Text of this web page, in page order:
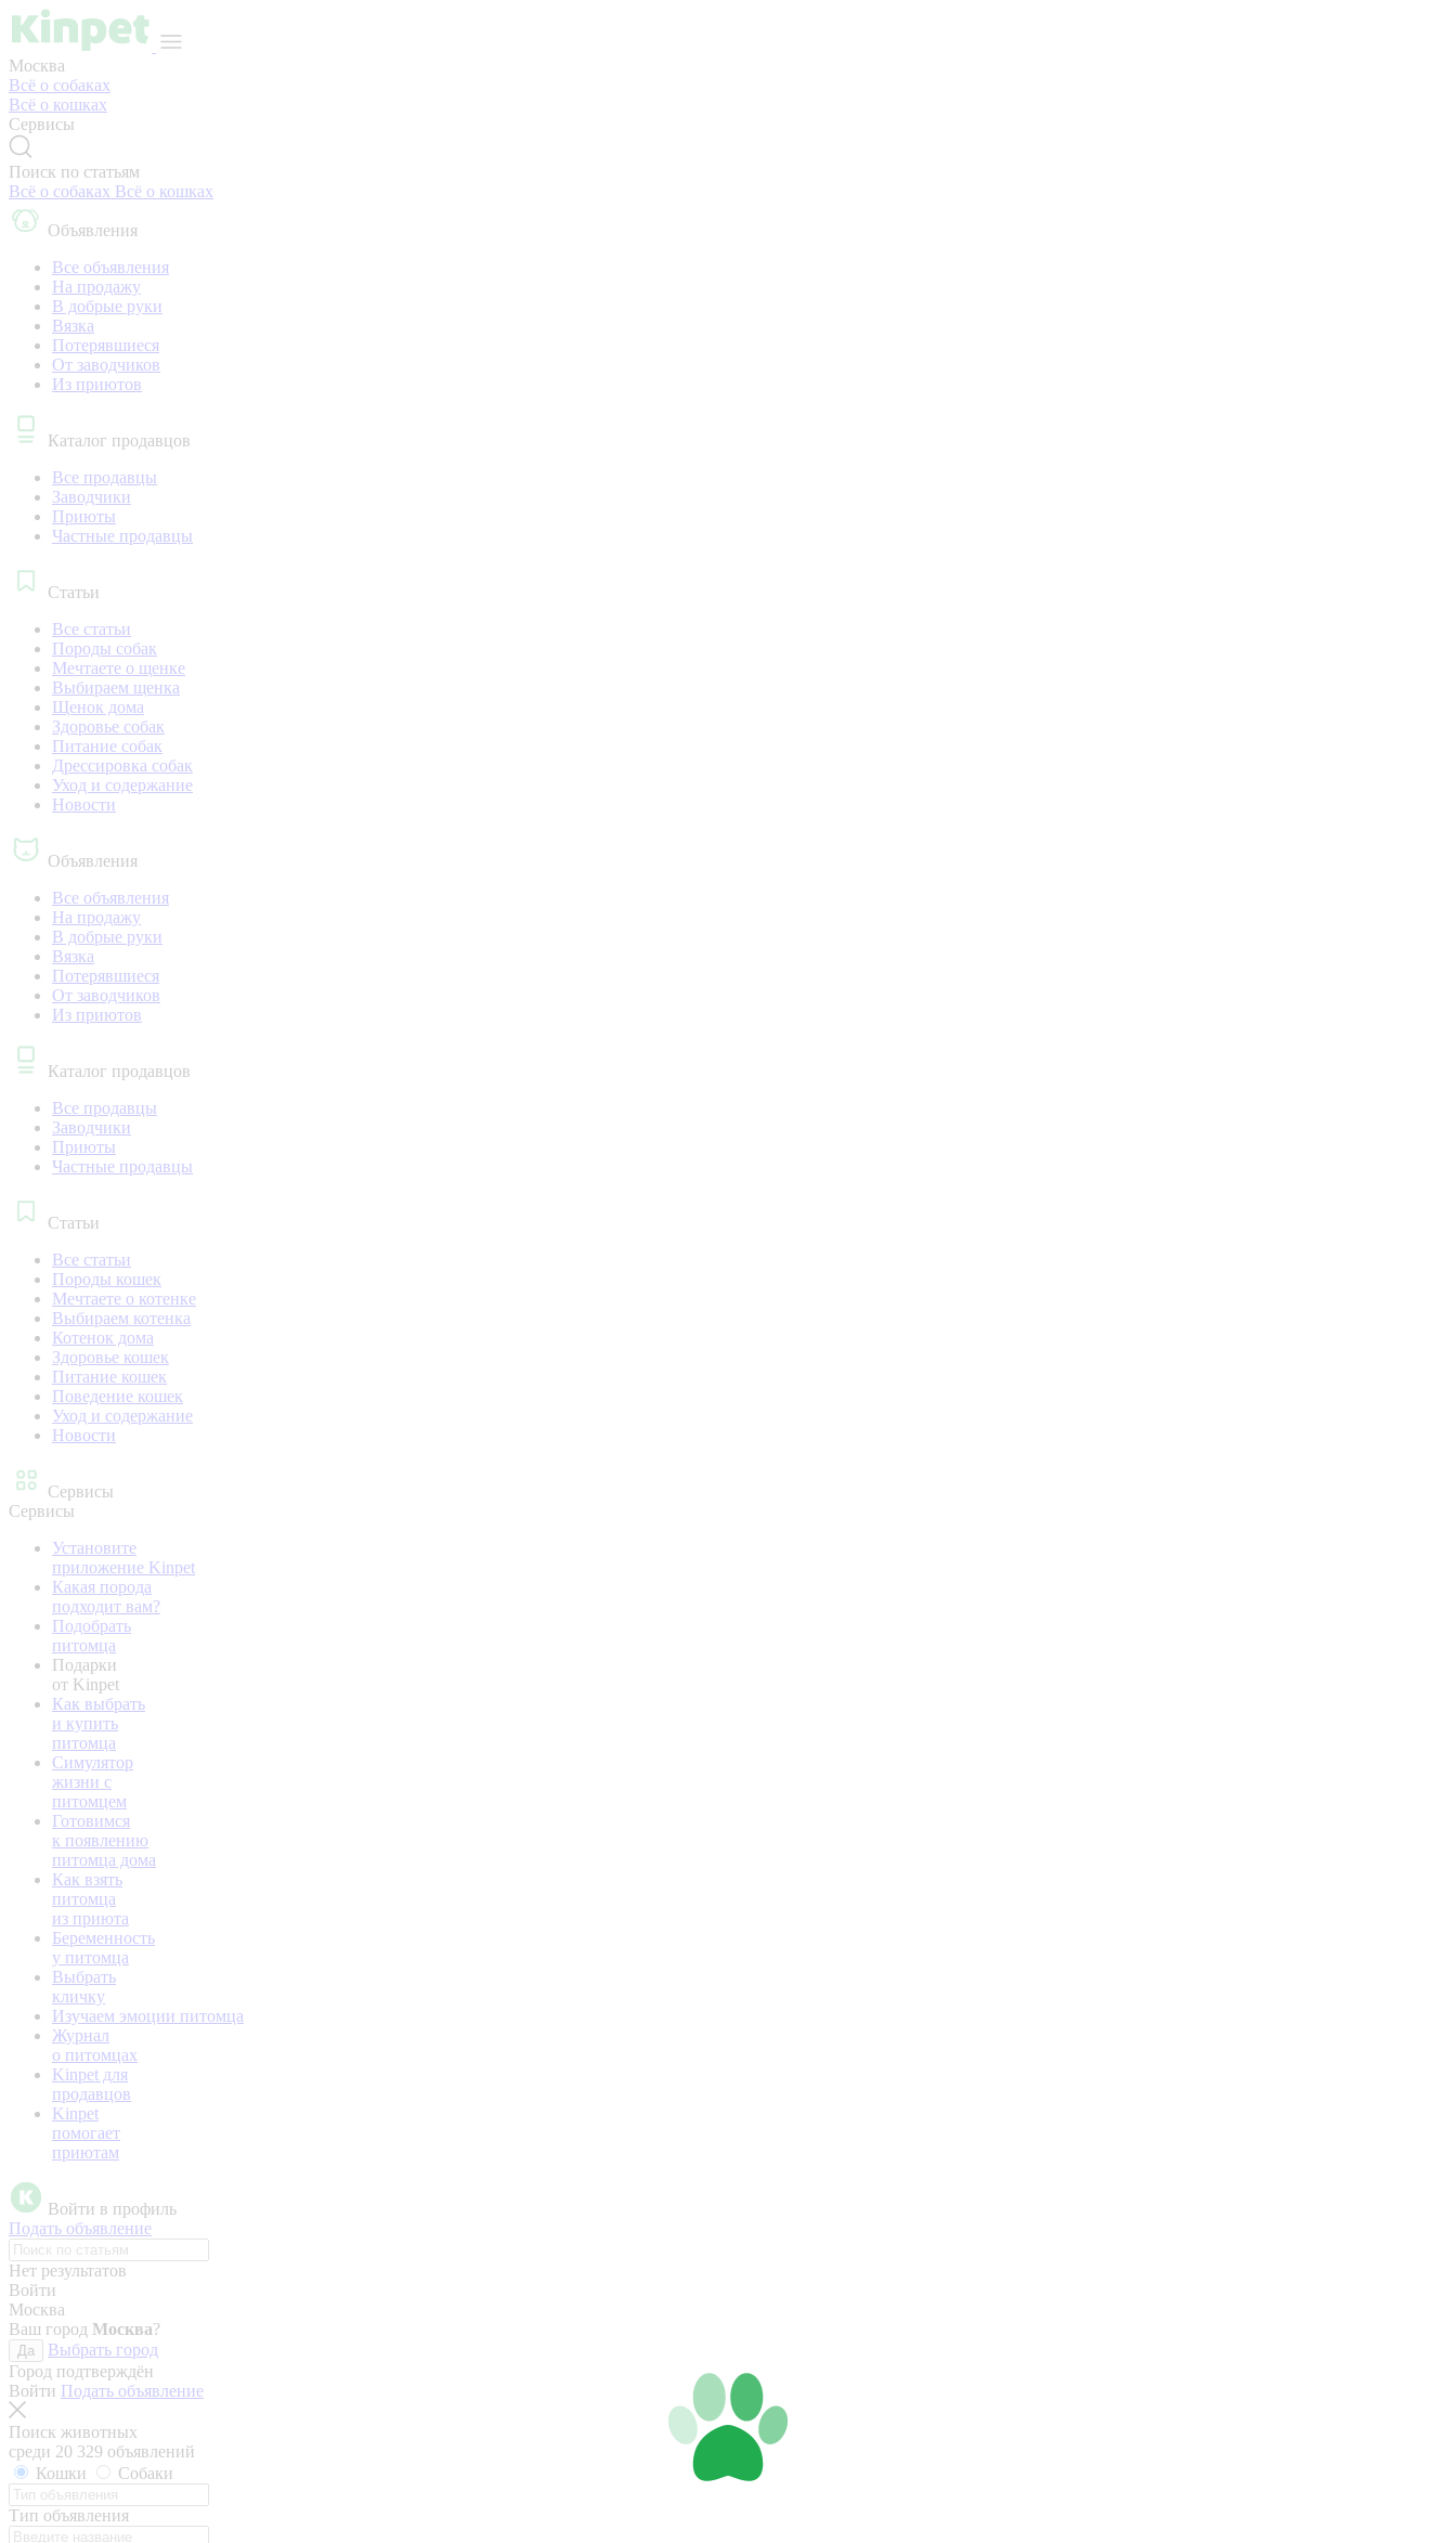
Москва
Всё о собаках
Всё о кошках
Сервисы
Поиск по статьям
Всё о собаках Всё о кошках
Объявления
Все объявления
На продажу
В добрые руки
Вязка
Потерявшиеся
От заводчиков
Из приютов
Каталог продавцов
Все продавцы
Заводчики
Приюты
Частные продавцы
Статьи
Все статьи
Породы собак
Мечтаете о щенке
Выбираем щенка
Щенок дома
Здоровье собак
Питание собак
Дрессировка собак
Уход и содержание
Новости
Объявления
Все объявления
На продажу
В добрые руки
Вязка
Потерявшиеся
От заводчиков
Из приютов
Каталог продавцов
Все продавцы
Заводчики
Приюты
Частные продавцы
Статьи
Все статьи
Породы кошек
Мечтаете о котенке
Выбираем котенка
Котенок дома
Здоровье кошек
Питание кошек
Поведение кошек
Уход и содержание
Новости
Сервисы
Сервисы
Установите
приложение Kinpet
Какая порода
подходит вам?
Подобрать
питомца
Подарки
от Kinpet
Как выбрать
и купить
питомца
Симулятор
жизни с
питомцем
Готовимся
к появлению
питомца дома
Как взять
питомца
из приюта
Беременность
у питомца
Выбрать
кличку
Изучаем эмоции питомца
Журнал
о питомцах
Kinpet для
продавцов
Kinpet
помогает
приютам
Войти в профиль
Подать объявление
Нет результатов
Войти
Москва
Ваш город Москва?
Да
Выбрать город
Город подтверждён
Войти Подать объявление
Поиск животных
среди 20 329 объявлений
Кошки
Собаки
Тип объявления